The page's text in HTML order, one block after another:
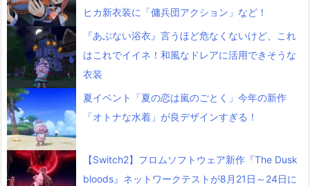
ヒカ新衣装に「傭兵団アクション」など！
『あぶない浴衣』言うほど危なくないけど、これ
はこれでイイネ！和風なドレアに活用できそうな
衣装
夏イベント「夏の恋は嵐のごとく」今年の新作
「オトナな水着」が良デザインすぎる！
【Switch2】フロムソフトウェア新作『The Dusk
bloods』ネットワークテストが8月21日～24日に